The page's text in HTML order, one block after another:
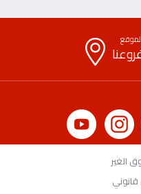
الغير
قانوني